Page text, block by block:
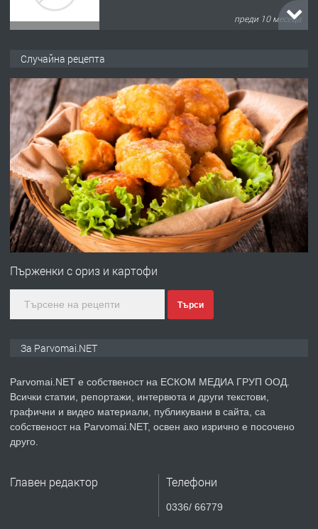
преди 1 година
преди 1 година
ПРЕДЛАГА
Първи поход "По стъпките на Ангел
Войвода"
преди 1 година
ПРЕДЛАГА
Монтажник на малки детайли за
преди 1 година
ПРЕДЛАГА
Продавам апартамент - гр.
Случайна рецепта
Пърженки с ориз и картофи
Търси
За Parvomai.NET
Parvomai.NET е собственост на ЕСКОМ МЕДИА ГРУП ООД.
Всички статии, репортажи, интервюта и други текстови,
графични и видео материали, публикувани в сайта, са
собственост на Parvomai.NET, освен ако изрично е посочено
друго.
Главен редактор Телефони
0336/ 66779